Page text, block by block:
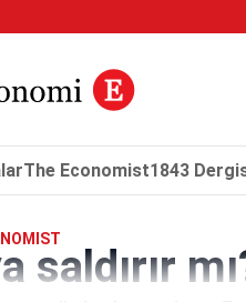
The Economist1843
saldırır